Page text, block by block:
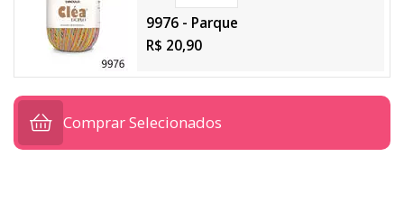
9976 - Parque
R$ 20,90
Comprar Selecionados